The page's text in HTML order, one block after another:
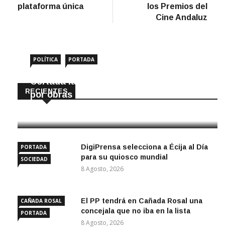
plataforma única
los Premios del
Cine Andaluz
RECIENTES
POLÍTICA PORTADA
Cortada la SE-9105 hacia La Montiela
por obras hasta final de año
PORTADA
SOCIEDAD
DigiPrensa selecciona a Écija al Día
para su quiosco mundial
8 Agosto, 2026
CAÑADA ROSAL
PORTADA
El PP tendrá en Cañada Rosal una
concejala que no iba en la lista
8 Agosto, 2026